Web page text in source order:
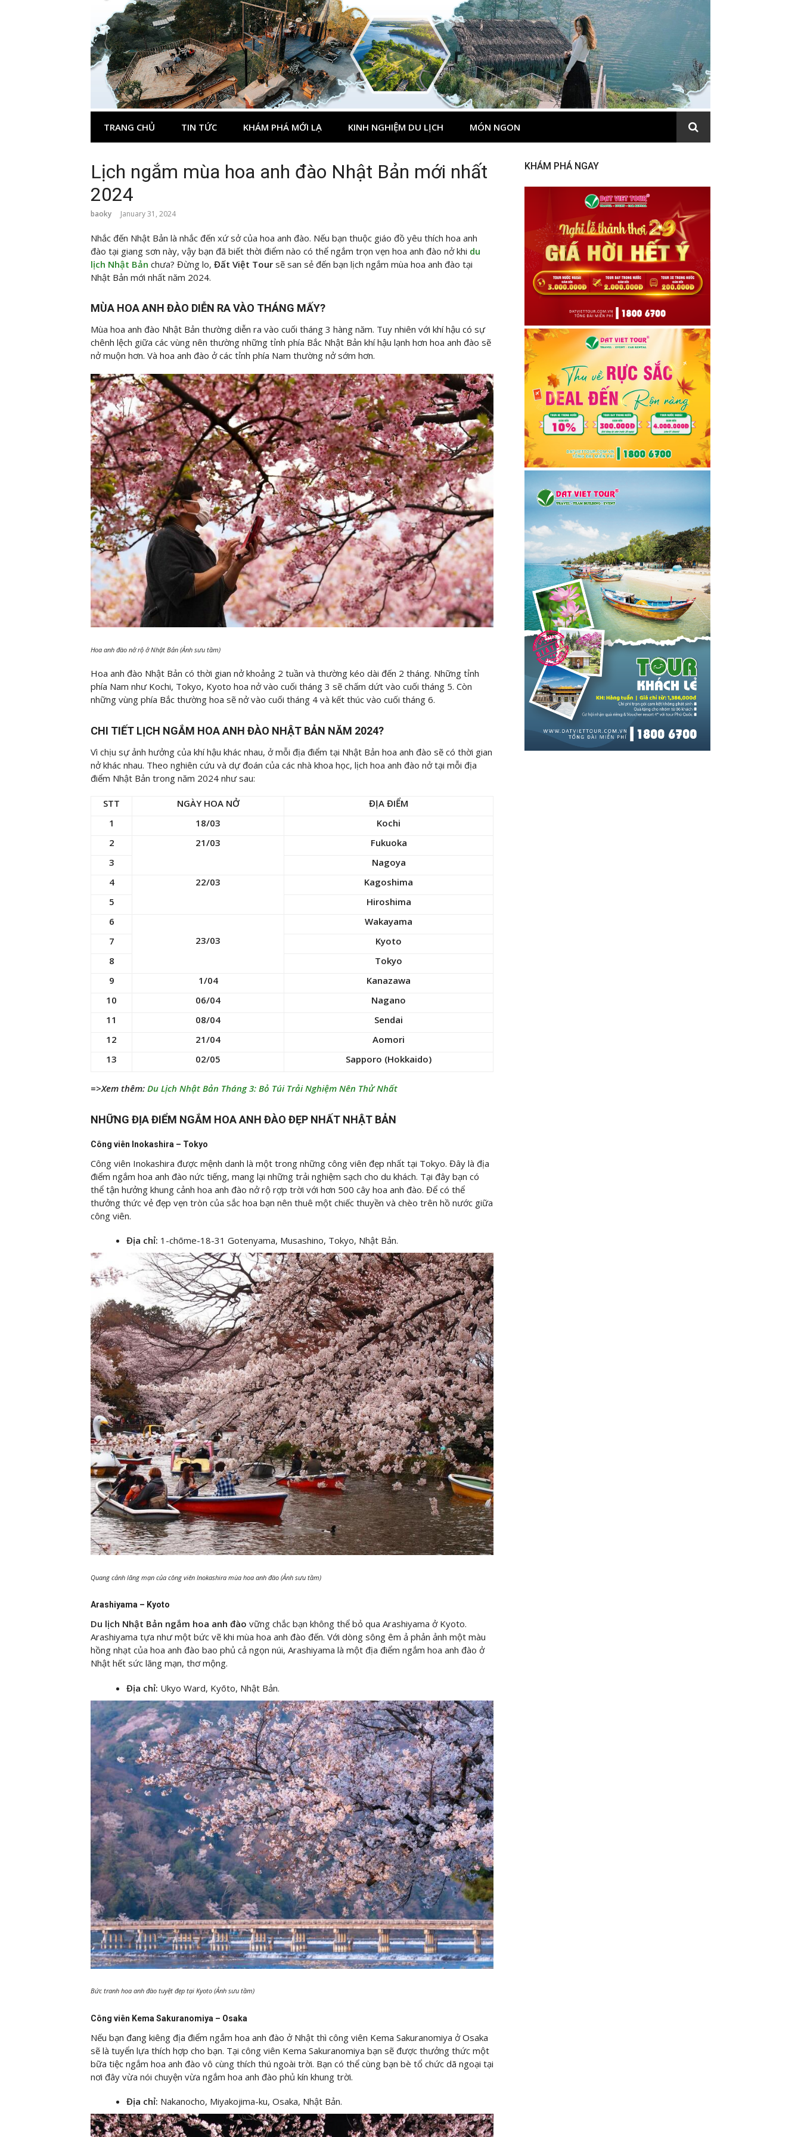
TRANG CHỦ TIN TỨC KHÁM PHÁ MỚI LẠ KINH NGHIỆM DU LỊCH MÓN NGON
Lịch ngắm mùa hoa anh đào Nhật Bản mới nhất
2024
baoky January 31, 2024
Nhắc đến Nhật Bản là nhắc đến xứ sở của hoa anh đào. Nếu bạn thuộc giáo đồ yêu thích hoa anh
đào tại giang sơn này, vậy bạn đã biết thời điểm nào có thể ngắm trọn vẹn hoa anh đào nở khi du
lịch Nhật Bản chưa? Đừng lo, Đất Việt Tour sẽ san sẻ đến bạn lịch ngắm mùa hoa anh đào tại
Nhật Bản mới nhất năm 2024.
MÙA HOA ANH ĐÀO DIỄN RA VÀO THÁNG MẤY?
Mùa hoa anh đào Nhật Bản thường diễn ra vào cuối tháng 3 hàng năm. Tuy nhiên với khí hậu có sự
chênh lệch giữa các vùng nên thường những tỉnh phía Bắc Nhật Bản khí hậu lạnh hơn hoa anh đào sẽ
nở muộn hơn. Và hoa anh đào ở các tỉnh phía Nam thường nở sớm hơn.
Hoa anh đào nở rộ ở Nhật Bản (Ảnh sưu tầm)
Hoa anh đào Nhật Bản có thời gian nở khoảng 2 tuần và thường kéo dài đến 2 tháng. Những tỉnh
phía Nam như Kochi, Tokyo, Kyoto hoa nở vào cuối tháng 3 sẽ chấm dứt vào cuối tháng 5. Còn
những vùng phía Bắc thường hoa sẽ nở vào cuối tháng 4 và kết thúc vào cuối tháng 6.
CHI TIẾT LỊCH NGẮM HOA ANH ĐÀO NHẬT BẢN NĂM 2024?
Vì chịu sự ảnh hưởng của khí hậu khác nhau, ở mỗi địa điểm tại Nhật Bản hoa anh đào sẽ có thời gian
nở khác nhau. Theo nghiên cứu và dự đoán của các nhà khoa học, lịch hoa anh đào nở tại mỗi địa
điểm Nhật Bản trong năm 2024 như sau:
STT NGÀY HOA NỞ
ĐỊA ĐIỂM
1
18/03
Kochi
2
21/03
Fukuoka
3
Nagoya
4
22/03
Kagoshima
5
Hiroshima
6
23/03
Wakayama
7
Kyoto
8
Tokyo
9
1/04
Kanazawa
10
06/04
Nagano
11
08/04
Sendai
12
21/04
Aomori
13
02/05 Sapporo (Hokkaido)
=>Xem thêm: Du Lịch Nhật Bản Tháng 3: Bỏ Túi Trải Nghiệm Nên Thử Nhất
NHỮNG ĐỊA ĐIỂM NGẮM HOA ANH ĐÀO ĐẸP NHẤT NHẬT BẢN
Công viên Inokashira – Tokyo
Công viên Inokashira được mệnh danh là một trong những công viên đẹp nhất tại Tokyo. Đây là địa
điểm ngắm hoa anh đào nức tiếng, mang lại những trải nghiệm sạch cho du khách. Tại đây bạn có
thể tận hưởng khung cảnh hoa anh đào nở rộ rợp trời với hơn 500 cây hoa anh đào. Để có thể
thưởng thức vẻ đẹp vẹn tròn của sắc hoa bạn nên thuê một chiếc thuyền và chèo trên hồ nước giữa
công viên.
Địa chỉ: 1-chōme-18-31 Gotenyama, Musashino, Tokyo, Nhật Bản.
Quang cảnh lãng mạn của công viên Inokashira mùa hoa anh đào (Ảnh sưu tầm)
Arashiyama – Kyoto
Du lịch Nhật Bản ngắm hoa anh đào vững chắc bạn không thể bỏ qua Arashiyama ở Kyoto.
Arashiyama tựa như một bức vẽ khi mùa hoa anh đào đến. Với dòng sông êm ả phản ảnh một màu
hồng nhạt của hoa anh đào bao phủ cả ngọn núi, Arashiyama là một địa điểm ngắm hoa anh đào ở
Nhật hết sức lãng mạn, thơ mộng.
Địa chỉ: Ukyo Ward, Kyōto, Nhật Bản.
Bức tranh hoa anh đào tuyệt đẹp tại Kyoto (Ảnh sưu tầm)
Công viên Kema Sakuranomiya – Osaka
Nếu bạn đang kiêng địa điểm ngắm hoa anh đào ở Nhật thì công viên Kema Sakuranomiya ở Osaka
sẽ là tuyển lựa thích hợp cho bạn. Tại công viên Kema Sakuranomiya bạn sẽ được thưởng thức một
bữa tiệc ngắm hoa anh đào vô cùng thích thú ngoài trời. Bạn có thể cùng bạn bè tổ chức dã ngoại tại
nơi đây vừa nói chuyện vừa ngắm hoa anh đào phủ kín khung trời.
Địa chỉ: Nakanocho, Miyakojima-ku, Osaka, Nhật Bản.
KHÁM PHÁ NGAY